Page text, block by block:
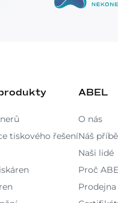
tiskového řešení
ABEL
O nás
Náš
Naši lidé
Proč
Prodejna